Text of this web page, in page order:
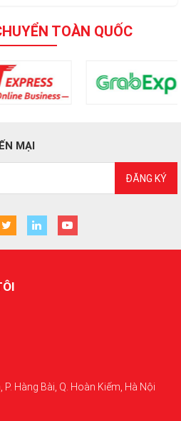
TOÀN QUỐC
MẠI
ĐĂNG KÝ
Hàng Bài, Q. Hoàn Kiếm, Hà Nội